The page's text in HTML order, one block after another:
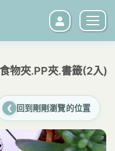
物夾.PP夾.書籤(2入)
❮ 回到剛剛瀏覽的位置